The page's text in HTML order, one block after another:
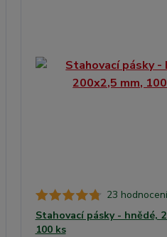
23 hodnocení
Stahovací pásky - hnědé,
100 ks